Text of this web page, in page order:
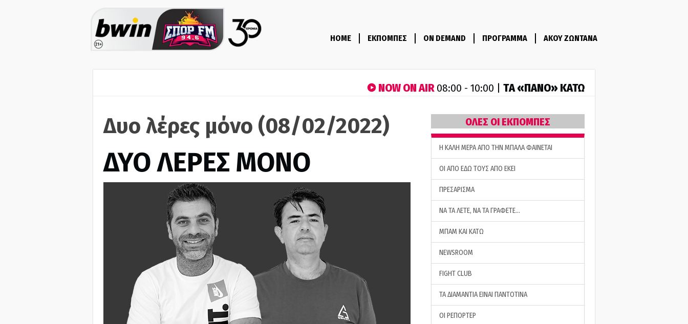
HOME ΕΚΠΟΜΠΕΣ ON DEMAND ΠΡΟΓΡΑΜΜΑ ΑΚΟΥ ΖΩΝΤΑΝΑ
NOW ON AIR08:00 - 10:00 | ΤA «ΠΑΝΟ» ΚΑΤΩ
Δυο λέρες μόνο (08/02/2022)
ΔΥΟ ΛΕΡΕΣ ΜΟΝΟ
ΟΛΕΣ ΟΙ ΕΚΠΟΜΠΕΣ
H ΚΑΛΗ ΜΕΡΑ ΑΠΟ ΤΗΝ ΜΠΑΛΑ ΦΑΙΝΕΤΑΙ
ΟΙ ΑΠΟ ΕΔΩ ΤΟΥΣ ΑΠΟ ΕΚΕΙ
ΠΡΕΣΑΡΙΣΜΑ
ΝΑ ΤΑ ΛΕΤΕ, ΝΑ ΤΑ ΓΡΑΦΕΤΕ…
ΜΠΑΜ ΚΑΙ ΚΑΤΩ
NEWSROOM
FIGHT CLUB
ΤΑ ΔΙΑΜΑΝΤΙΑ ΕΙΝΑΙ ΠΑΝΤΟΤΙΝΑ
ΟΙ ΡΕΠΟΡΤΕΡ